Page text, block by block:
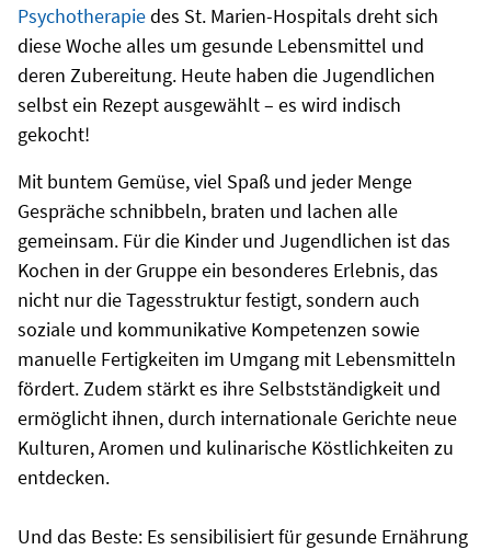
Psychotherapiedes St. Marien-Hospitals dreht sich
diese Woche alles um gesunde Lebensmittel und
deren Zubereitung. Heute haben die Jugendlichen
selbst ein Rezept ausgewählt – es wird indisch
gekocht!
Mit buntem Gemüse, viel Spaß und jeder Menge
Gespräche schnibbeln, braten und lachen alle
gemeinsam. Für die Kinder und Jugendlichen ist das
Kochen in der Gruppe ein besonderes Erlebnis, das
nicht nur die Tagesstruktur festigt, sondern auch
soziale und kommunikative Kompetenzen sowie
manuelle Fertigkeiten im Umgang mit Lebensmitteln
fördert. Zudem stärkt es ihre Selbstständigkeit und
ermöglicht ihnen, durch internationale Gerichte neue
Kulturen, Aromen und kulinarische Köstlichkeiten zu
entdecken.
Und das Beste: Es sensibilisiert für gesunde Ernährung